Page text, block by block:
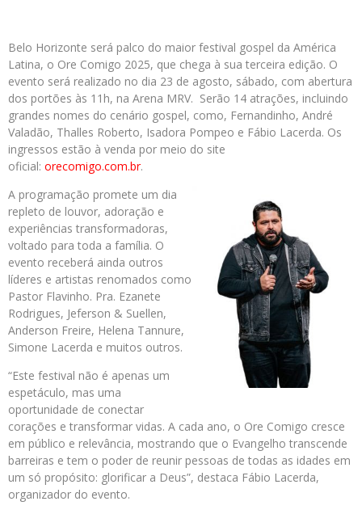
Belo Horizonte será palco do maior festival gospel da América
Latina, o Ore Comigo 2025, que chega à sua terceira edição. O
evento será realizado no dia 23 de agosto, sábado, com abertura
dos portões às 11h, na Arena MRV. Serão 14 atrações, incluindo
grandes nomes do cenário gospel, como, Fernandinho, André
Valadão, Thalles Roberto, Isadora Pompeo e Fábio Lacerda. Os
ingressos estão à venda por meio do site
oficial: orecomigo.com.br.
A programação promete um dia
repleto de louvor, adoração e
experiências transformadoras,
voltado para toda a família. O
evento receberá ainda outros
líderes e artistas renomados como
Pastor Flavinho. Pra. Ezanete
Rodrigues, Jeferson & Suellen,
Anderson Freire, Helena Tannure,
Simone Lacerda e muitos outros.
“Este festival não é apenas um
espetáculo, mas uma
oportunidade de conectar
corações e transformar vidas. A cada ano, o Ore Comigo cresce
em público e relevância, mostrando que o Evangelho transcende
barreiras e tem o poder de reunir pessoas de todas as idades em
um só propósito: glorificar a Deus”, destaca Fábio Lacerda,
organizador do evento.